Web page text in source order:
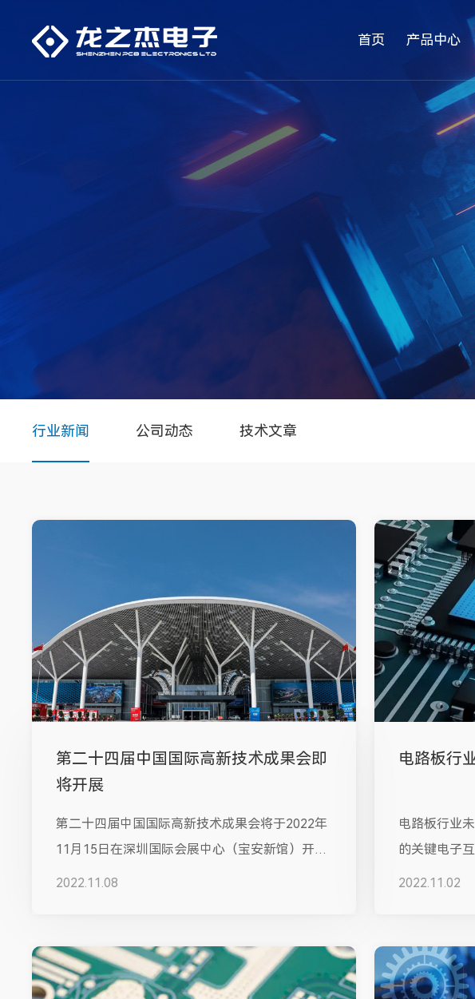
首页 产品中心
行业新闻 公司动态 技术文章
第二十四届中国国际高新技术成果会即
将开展
第二十四届中国国际高新技术成果会将于2022年
11月15日在深圳国际会展中心（宝安新馆）开
展，深圳市龙之杰电子有限公司将...
2022.11.08
电路板行
电路板行业
的关键电子
路板行业作
2022.11.02